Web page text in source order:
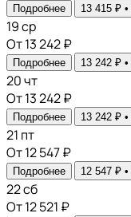
Подробнее 13 415 ₽ •
19ср
От 13 242 ₽
Подробнее 13 242 ₽ •
20чт
От 13 242 ₽
Подробнее 13 242 ₽ •
21 пт
От 12 547 ₽
Подробнее 12 547 ₽ •
22сб
От 12 521 ₽